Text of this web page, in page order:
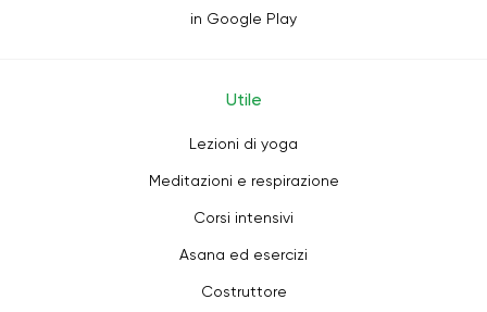
in Google Play
Utile
Lezioni di yoga
Meditazioni e respirazione
Corsi intensivi
Asana ed esercizi
Costruttore